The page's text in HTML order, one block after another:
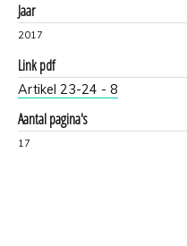
Jaar
2017
Link pdf
Artikel 23-24 - 8
Aantal pagina's
17